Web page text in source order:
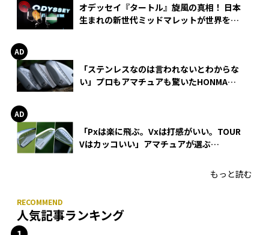
オデッセイ『タートル』旋風の真相！ 日本
生まれの新世代ミッドマレットが世界を席
「ステンレスなのは言われないとわからな
い」プロもアマチュアも驚いたHONMA
「Pxは楽に飛ぶ。Vxは打感がいい。TOUR
Vはカッコいい」アマチュアが選ぶ
もっと読む
人気記事ランキング